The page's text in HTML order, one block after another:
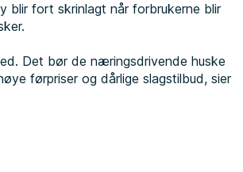
blir fort skrinlagt når forbrukerne blir
Det bør de næringsdrivende huske
førpriser og dårlige slagstilbud, sier